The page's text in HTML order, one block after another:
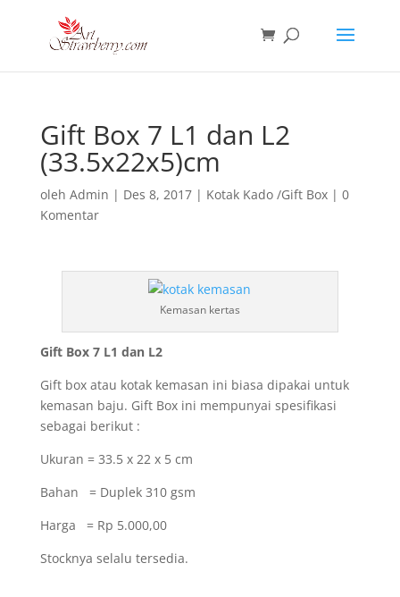
Gift Box 7 L1 dan L2
(33.5x22x5)cm
oleh Admin | Des 8, 2017| Kotak Kado /Gift Box| 0
Komentar
Kemasan kertas
Gift Box 7 L1 dan L2
Gift box atau kotak kemasan ini biasa dipakai untuk
kemasan baju. Gift Box ini mempunyai spesifikasi
sebagai berikut :
Ukuran = 33.5 x 22 x 5 cm
Bahan = Duplek 310 gsm
Harga = Rp 5.000,00
Stocknya selalu tersedia.